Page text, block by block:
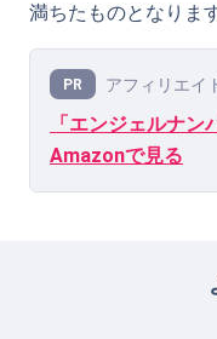
満ちたものとなりま
PR アフィリエイ
「エンジェルナ
Amazonで見る